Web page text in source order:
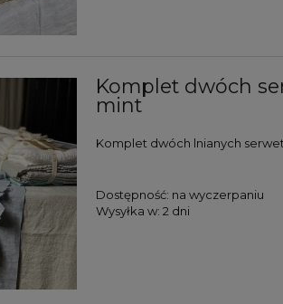
Komplet dwóch
mint
Komplet dwóch lnianych
Dostępność: na wyczerpaniu
Wysyłka w: 2 dni